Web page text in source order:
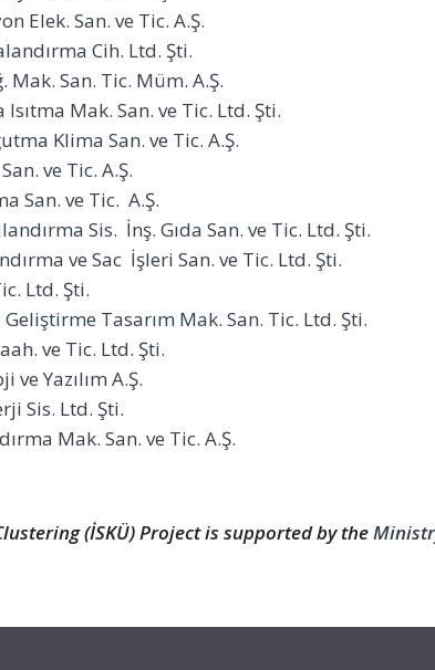
Elek. San. ve Tic. A.Ş.
Cih. Ltd. Şti.
Mak. San. Tic. Müm. A.Ş.
Mak. San. ve Tic. Ltd. Şti.
Klima San. ve Tic. A.Ş.
ve Tic. A.Ş.
San. ve Tic. A.Ş.
Sis. İnş. Gıda San. ve Tic. Ltd. Şti.
ve Sac İşleri San. ve Tic. Ltd. Şti.
Ltd. Şti.
Geliştirme Tasarım Mak. San. Tic. Ltd. Şti.
ve Tic. Ltd. Şti.
Yazılım A.Ş.
Sis. Ltd. Şti.
Mak. San. ve Tic. A.Ş.
(İSKÜ) Project is supported by the